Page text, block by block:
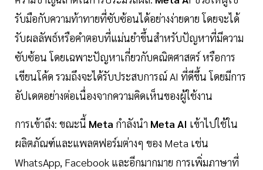
รับมือกับความท้าทายที่ซับซ้อนได้อย่างง่ายดาย โดยจะได้
รับผลลัพธ์หรือคำตอบที่แม่นยำขึ้นสำหรับปัญหาที่มีความ
ซับซ้อน โดยเฉพาะปัญหาเกี่ยวกับคณิตศาสตร์ หรือการ
เขียนโค้ด รวมถึงจะได้รับประสบการณ์ AI ที่ดีขึ้น โดยมีการ
อัปเดตอย่างต่อเนื่องจากความคิดเห็นของผู้ใช้งาน
การเข้าถึง: ขณะนี้ Meta กำลังนำ Meta AI เข้าไปใช้ใน
ผลิตภัณฑ์และแพลตฟอร์มต่างๆ ของ Meta เช่น
WhatsApp, Facebook และอีกมากมาย การเพิ่มภาษาที่